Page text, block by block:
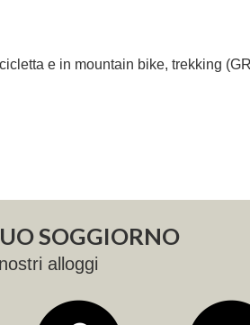
e in mountain bike, trekking
SOGGIORNO
alloggi